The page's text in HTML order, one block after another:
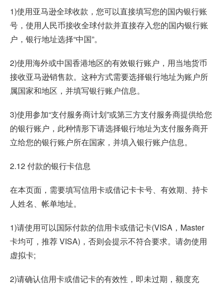
1)使用亚马逊全球收款，您可以直接填写您的国内银行账
号，使用人民币接收全球付款并直接存入您的国内银行账
户，银行地址选择“中国”。
2)使用海外或中国香港地区的有效银行账户，用当地货币
接收亚马逊销售款。这种方式需要选择银行地址为账户所
属国家和地区，并填写银行账户信息。
3)使用参加“支付服务商计划”或第三方支付服务商提供给您
的银行账户，此种情形下请选择银行地址为支付服务商开
立给您的银行账户所在国家，并填入银行账户信息。
2.12 付款的银行卡信息
在本页面，需要填写信用卡或借记卡卡号、有效期、持卡
人姓名、帐单地址。
1)请使用可以国际付款的信用卡或借记卡(VISA，Master
卡均可，推荐 VISA)，否则会提示不符合要求。请勿使用
虚拟卡;
2)请确认信用卡或借记卡的有效性，即未过期，额度充